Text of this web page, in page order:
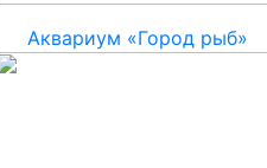
Аквариум «Город рыб»